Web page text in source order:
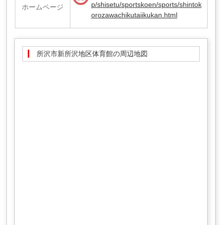
ホームページ
p/shisetu/sportskoen/sports/shintok
orozawachikutaiikukan.html
所沢市新所沢地区体育館の周辺地図